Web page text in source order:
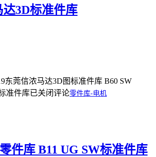
3D标准件库
东莞信浓马达3D图标准件库 B60 SW
准件库已关闭评论零件库-电机
件库 B11 UG SW标准件库